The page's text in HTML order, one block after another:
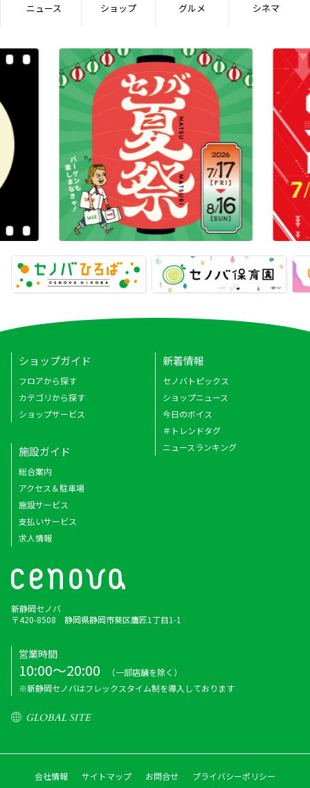
ニュース ショップ グルメ シネマ
ショップガイド
フロアから探す
カテゴリから探す
ショップサービス
新着情報
セノバトピックス
ショップニュース
今日のボイス
＃トレンドタグ
ニュースランキング
施設ガイド
総合案内
アクセス＆駐車場
施設サービス
支払いサービス
求人情報
新静岡セノバ
〒420-8508 静岡県静岡市葵区鷹匠1丁目1-1
営業時間
10:00～20:00
（一部店舗を除く）
※新静岡セノバはフレックスタイム制を導入しております
GLOBAL SITE
会社情報 サイトマップ お問合せ プライバシーポリシー